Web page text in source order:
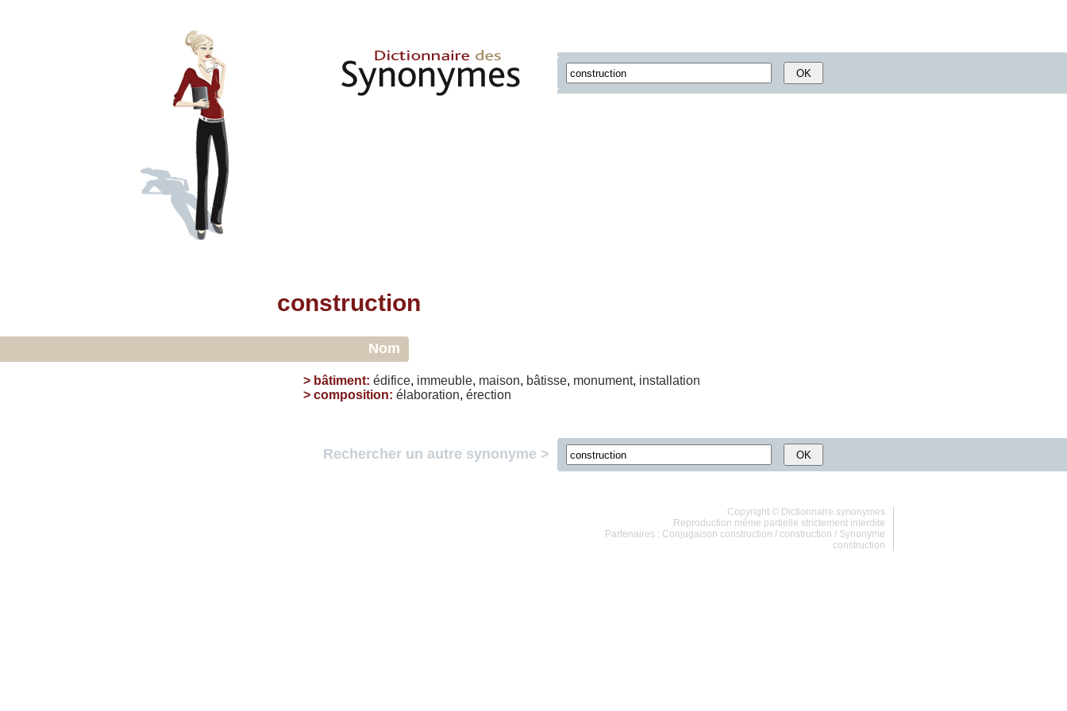
construction
Nom
> bâtiment: édifice, immeuble, maison, bâtisse, monument, installation
> composition: élaboration, érection
Rechercher un autre synonyme >
Copyright © Dictionnaire synonymes
Reproduction même partielle strictement interdite
Partenaires : Conjugaison construction / construction / Synonyme
construction